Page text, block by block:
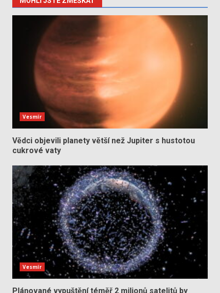
Vesmír
Vědci objevili planety větší než Jupiter s hustotou
cukrové vaty
Vesmír
Plánované vypuštění téměř 2 milionů satelitů by